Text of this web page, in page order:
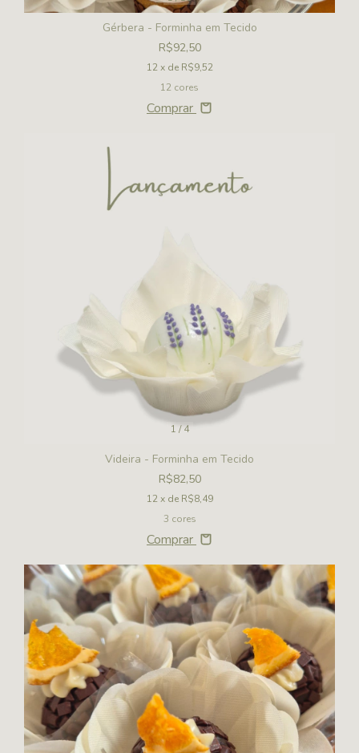
Gérbera - Forminha em Tecido
R$92,50
12 x de R$9,52
12 cores
Comprar
1 /4
Videira - Forminha em Tecido
R$82,50
12 x de R$8,49
3 cores
Comprar